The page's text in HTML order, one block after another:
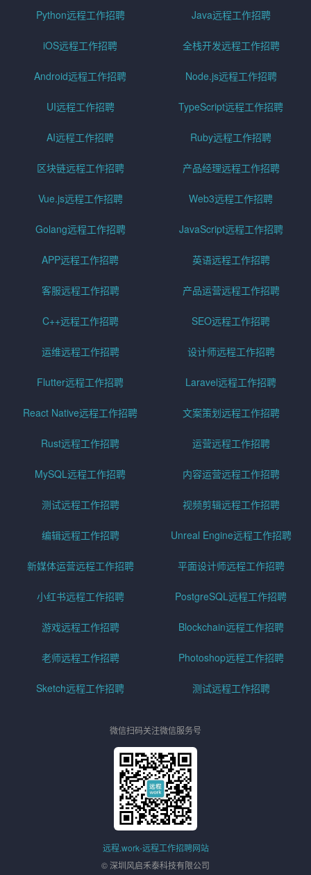
Python远程工作招聘 Java远程工作招聘
iOS远程工作招聘 全栈开发远程工作招聘
Android远程工作招聘 Node.js远程工作招聘
UI远程工作招聘 TypeScript远程工作招聘
AI远程工作招聘 Ruby远程工作招聘
区块链远程工作招聘 产品经理远程工作招聘
Vue.js远程工作招聘 Web3远程工作招聘
Golang远程工作招聘 JavaScript远程工作招聘
APP远程工作招聘 英语远程工作招聘
客服远程工作招聘 产品运营远程工作招聘
C++远程工作招聘 SEO远程工作招聘
运维远程工作招聘 设计师远程工作招聘
Flutter远程工作招聘 Laravel远程工作招聘
React Native远程工作招聘 文案策划远程工作招聘
Rust远程工作招聘 运营远程工作招聘
MySQL远程工作招聘 内容运营远程工作招聘
测试远程工作招聘 视频剪辑远程工作招聘
编辑远程工作招聘 Unreal Engine远程工作招聘
新媒体运营远程工作招聘 平面设计师远程工作招聘
小红书远程工作招聘 PostgreSQL远程工作招聘
游戏远程工作招聘 Blockchain远程工作招聘
老师远程工作招聘 Photoshop远程工作招聘
Sketch远程工作招聘 测试远程工作招聘
微信扫码关注微信服务号
远程.work-远程工作招聘网站
© 深圳风启禾泰科技有限公司